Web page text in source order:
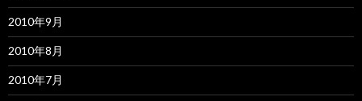
2010年9月
2010年8月
2010年7月